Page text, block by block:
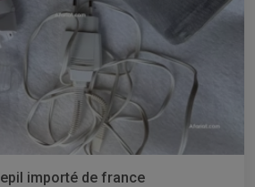
importé de france